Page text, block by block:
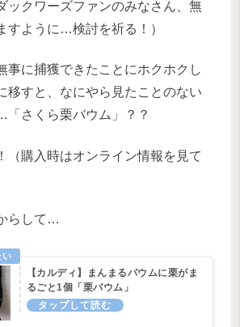
ックワーズファンのみなさん、無
すように…検討を祈る！）
事に捕獲できたことにホクホクし
移すと、なにやら見たことのない
「さくら栗バウム」？？
（購入時はオンライン情報を見て
らして…
【カルディ】まんまるバウムに栗がま
るごと1個「栗バウム」